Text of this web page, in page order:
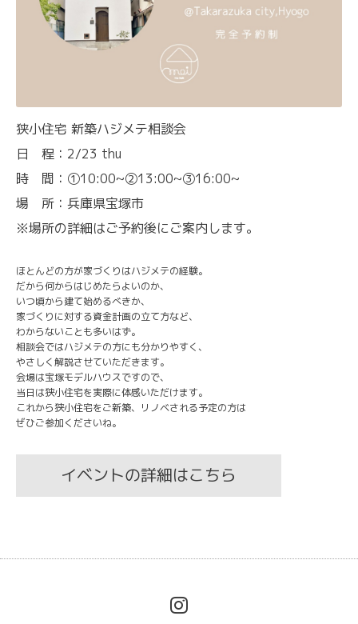
狭小住宅 新築ハジメテ相談会
日 程：2/23 thu
時 間：①10:00~②13:00~③16:00~
場 所：兵庫県宝塚市
※場所の詳細はご予約後にご案内します。
ほとんどの方が家づくりはハジメテの経験。
だから何からはじめたらよいのか、
いつ頃から建て始めるべきか、
家づくりに対する資金計画の立て方など、
わからないことも多いはず。
相談会ではハジメテの方にも分かりやすく、
やさしく解説させていただきます。
会場は宝塚モデルハウスですので、
当日は狭小住宅を実際に体感いただけます。
これから狭小住宅をご新築、リノベされる予定の方は
ぜひご参加くださいね。
イベントの詳細はこちら